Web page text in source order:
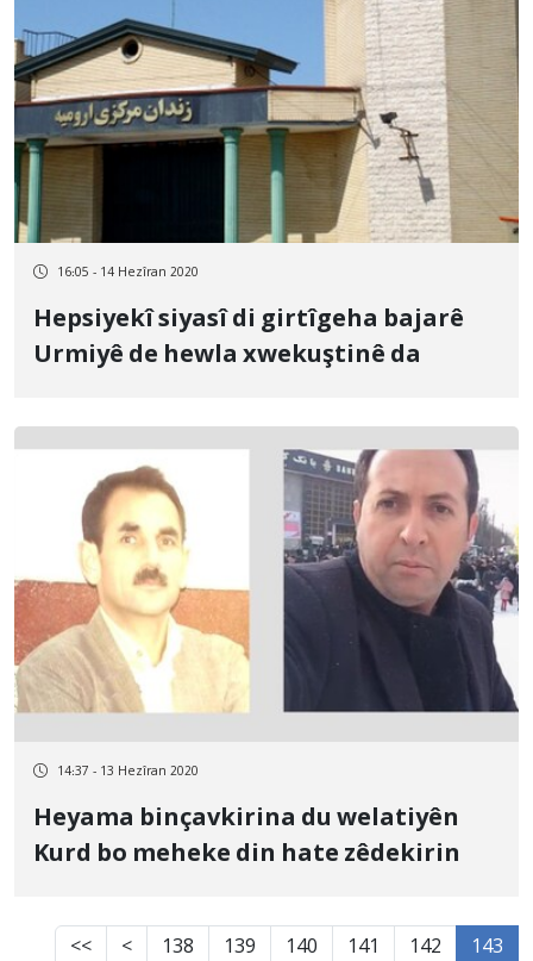
16:05 - 14 Hezîran 2020
Hepsiyekî siyasî di girtîgeha bajarê
Urmiyê de hewla xwekuştinê da
14:37 - 13 Hezîran 2020
Heyama binçavkirina du welatiyên
Kurd bo meheke din hate zêdekirin
<< < 138 139 140 141 142
143